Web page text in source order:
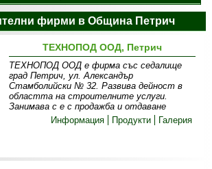
фирми в Община Петрич
ТЕХНОПОД ООД, Петрич
ТЕХНОПОД ООД е фирма със седалище
град Петрич, ул. Александър
Стамболийски № 32. Развива дейност в
областта на строителните услуги.
Занимава с е с продажба и отдаване
Информация
Продукти Галерия